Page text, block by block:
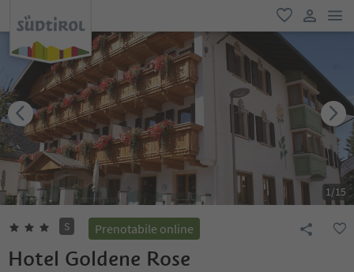
favoriti
user link
1/15
S Prenotabile online
Hotel Goldene Rose